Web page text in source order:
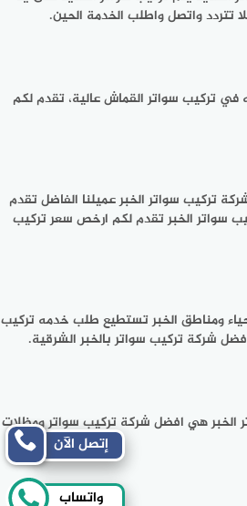
تتردد واتصل واطلب الخدمة الحين.
في تركيب سواتر القماش عالية، تقدم لكم
تركيب سواتر الخبر عميلنا الفاضل تقدم
سواتر الخبر تقدم لكم ارخص سعر تركيب
ومناطق الخبر تستطيع طلب خدمه تركيب
شركة تركيب سواتر بالخبر الشرقية.
الخبر هي افضل شركة تركيب سواتر ومظلات
إتصل الآن
واتساب